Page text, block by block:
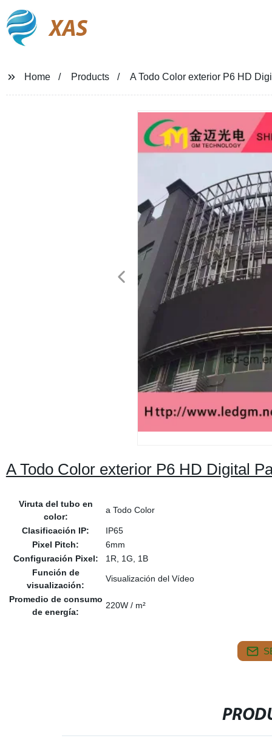
XAS
Home Products A Todo Color exterior P6 HD
A Todo Color exterior P6 HD Digital
Viruta del tubo en
color:
a Todo Color
Clasificación IP:
IP65
Pixel Pitch:
6mm
Configuración Pixel:
1R, 1G, 1B
Función de
visualización:
Visualización del Vídeo
Promedio de consumo
de energía:
220W / m²